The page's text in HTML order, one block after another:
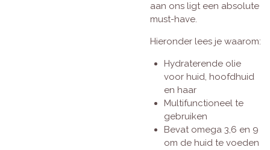
aan ons ligt een absolute
must-have.
Hieronder lees je waarom:
Hydraterende olie
voor huid, hoofdhuid
en haar
Multifunctioneel te
gebruiken
Bevat omega 3,6 en 9
om de huid te voeden